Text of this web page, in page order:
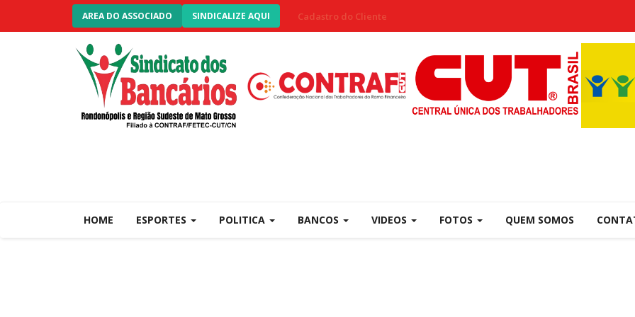
AREA DO ASSOCIADO SINDICALIZE AQUI Cadastro do Cliente
HOME ESPORTES POLITICA BANCOS VIDEOS FOTOS QUEM SOMOS